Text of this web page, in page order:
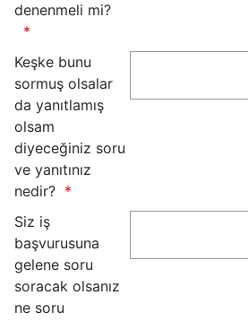
denenmeli mi?
Keşke bunu
sormuş olsalar
da yanıtlamış
olsam
diyeceğiniz soru
ve yanıtınız
nedir?
Siz iş
başvurusuna
gelene soru
soracak olsanız
ne soru